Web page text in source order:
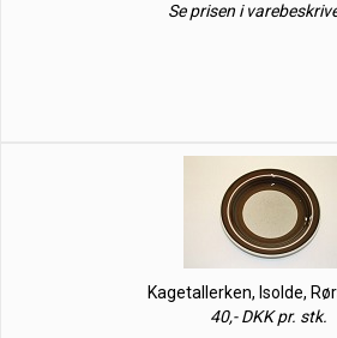
Se prisen i
Kagetallerken, Isolde,
40,- DKK pr. stk.